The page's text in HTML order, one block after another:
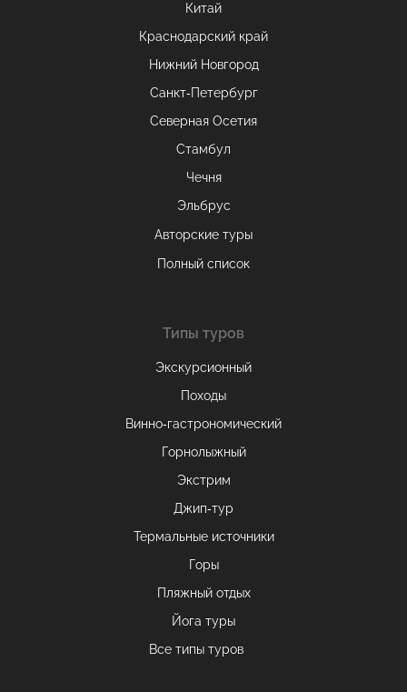
Китай
Краснодарский край
Нижний Новгород
Санкт-Петербург
Северная Осетия
Стамбул
Чечня
Эльбрус
Авторские туры
Полный список
Типы туров
Экскурсионный
Походы
Винно-гастрономический
Горнолыжный
Экстрим
Джип-тур
Термальные источники
Горы
Пляжный отдых
Йога туры
Все типы туров